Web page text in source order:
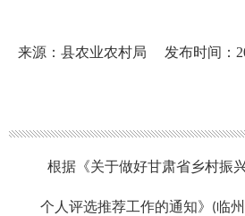
来源：县农业农村局 发布时间：
根据《关于做好甘肃省乡村振
个人评选推荐工作的通知》 (临